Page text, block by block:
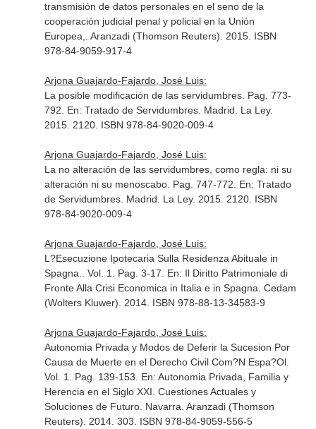
transmisión de datos personales en el seno de la
cooperación judicial penal y policial en la Unión
Europea,
. Aranzadi (Thomson Reuters). 2015. ISBN
978-84-9059-917-4
Arjona Guajardo-Fajardo, José Luis:
La posible modificación de las servidumbres. Pag. 773-
792. En: Tratado de Servidumbres. Madrid. La Ley.
2015. 2120. ISBN 978-84-9020-009-4
Arjona Guajardo-Fajardo, José Luis:
La no alteración de las servidumbres, como regla: ni su
alteración ni su menoscabo. Pag. 747-772. En: Tratado
de Servidumbres. Madrid. La Ley. 2015. 2120. ISBN
978-84-9020-009-4
Arjona Guajardo-Fajardo, José Luis:
L?Esecuzione Ipotecaria Sulla Residenza Abituale in
Spagna.. Vol. 1. Pag. 3-17. En: Il Diritto Patrimoniale di
Fronte Alla Crisi Economica in Italia e in Spagna . Cedam
(Wolters Kluwer). 2014. ISBN 978-88-13-34583-9
Arjona Guajardo-Fajardo, José Luis:
Autonomia Privada y Modos de Deferir la Sucesion Por
Causa de Muerte en el Derecho Civil Com?N Espa?Ol.
Vol. 1. Pag. 139-153. En: Autonomia Privada, Familia y
Herencia en el Siglo XXI. Cuestiones Actuales y
Soluciones de Futuro. Navarra. Aranzadi (Thomson
Reuters). 2014. 303. ISBN 978-84-9059-556-5